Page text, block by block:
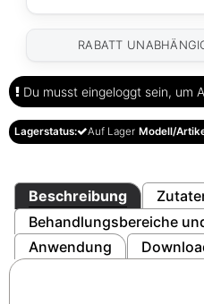
RABATT
Du musst eingeloggt sein, um
Lagerstatus: Auf Lager Modell/
Beschreibung
Behandlungsbereiche
Anwendung